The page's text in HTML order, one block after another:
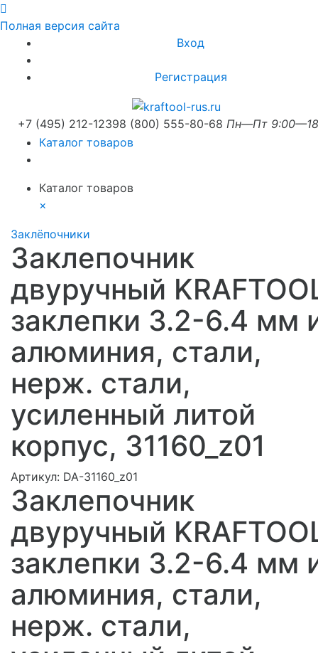
Полная версия сайта
Вход
Регистрация
+7 (495) 212-12398 (800) 555-80-68 Пн—Пт
Каталог товаров
Каталог товаров
×
Заклёпочники
Заклепочник
двуручный
заклепки 3.2-6.4 мм
алюминия, стали,
нерж. cтали,
усиленный литой
корпус, 31160_z01
Артикул: DA-31160_z01
Заклепочник
двуручный
заклепки 3.2-6.4 мм
алюминия, стали,
нерж. cтали,